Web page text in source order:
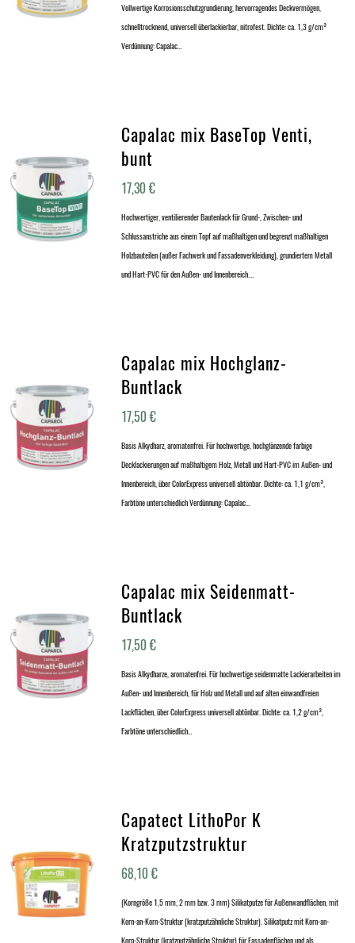
Vollwertige Korrosionsschutzgrundierung, hervorragendes Deckvermögen,
schnelltrocknend, universell überlackierbar, nitrofest. Dichte: ca. 1,3 g/cm³
Verdünnung: Capalac…
Capalac mix BaseTop Venti,
bunt
17,30€
Hochwertiger, ventilierender Bautenlack für Grund-, Zwischen- und
Schlussanstriche aus einem Topf auf maßhaltigen und begrenzt maßhaltigen
Holzbauteilen (außer Fachwerk und Fassadenverkleidung), grundiertem Metall
und Hart-PVC für den Außen- und Innenbereich.…
Capalac mix Hochglanz-
Buntlack
17,50€
Basis Alkydharz, aromatenfrei. Für hochwertige, hochglänzende farbige
Decklackierungen auf maßhaltigem Holz, Metall und Hart-PVC im Außen- und
Innenbereich, über ColorExpress universell abtönbar. Dichte: ca. 1,1 g/cm³,
Farbtöne unterschiedlich Verdünnung: Capalac…
Capalac mix Seidenmatt-
Buntlack
17,50€
Basis Alkydharze, aromatenfrei. Für hochwertige seidenmatte Lackierarbeiten im
Außen- und Innenbereich, für Holz und Metall und auf alten einwandfreien
Lackflächen, über ColorExpress universell abtönbar. Dichte: ca. 1,2 g/cm³,
Farbtöne unterschiedlich…
Capatect LithoPor K
Kratzputzstruktur
68,10€
(Korngröße 1,5 mm, 2 mm bzw. 3 mm) Silikatputze für Außenwandflächen, mit
Korn-an-Korn-Struktur (kratzputzähnliche Struktur). Silikatputz mit Korn-an-
Korn-Struktur (kratzputzähnliche Struktur) für Fassadenflächen und als